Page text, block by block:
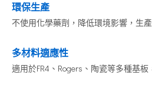
環保生產
不使用化學藥劑，降低環境影響，生
多材料適應性
適用於FR4、Rogers、陶瓷等多種基